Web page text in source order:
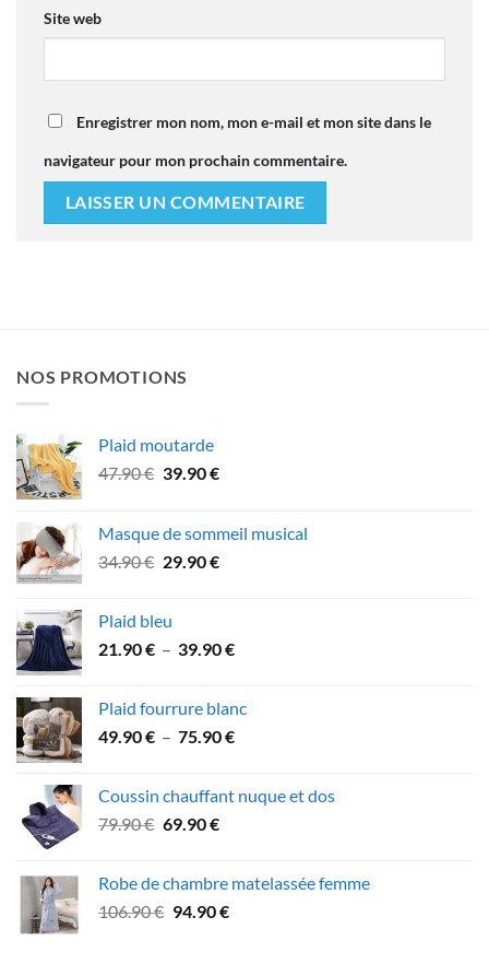
Site web
Enregistrer mon nom, mon e-mail et mon site dans le
navigateur pour mon prochain commentaire.
NOS PROMOTIONS
Plaid moutarde
47.90€ Le
était :
47.90 €.
39.90€Le
est :
39.90 €.
Masque de sommeil musical
34.90€ Le
était :
34.90 €.
29.90€Le
29.90 €.
Plaid bleu
21.90€ – 39.90€Plage
21.90 €
à
Plaid fourrure blanc
49.90€ – 75.90€Plage
49.90 €
Coussin chauffant nuque et dos
79.90€ Le
était :
79.90 €.
69.90€Le
est :
69.90 €.
Robe de chambre matelassée femme
106.90€ Le
94.90€Le